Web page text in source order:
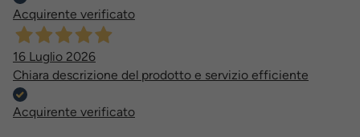
Acquirente verificato
16 Luglio 2026
Chiara descrizione del prodotto e servizio efficiente
Acquirente verificato